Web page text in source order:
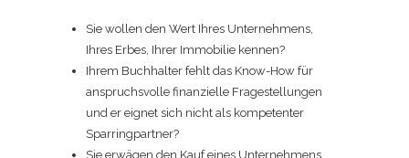
Sie wollen den Wert Ihres Unternehmens,
Ihres Erbes, Ihrer Immobilie kennen?
Ihrem Buchhalter fehlt das Know-How für
anspruchsvolle finanzielle Fragestellungen
und er eignet sich nicht als kompetenter
Sparringpartner?
Sie erwägen den Kauf eines Unternehmens